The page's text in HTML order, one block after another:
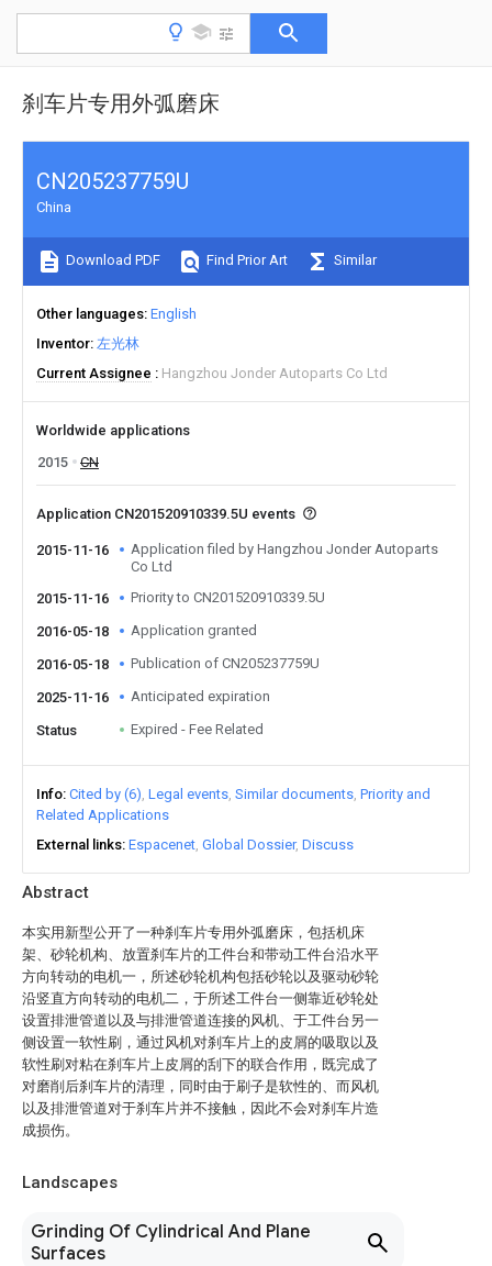
刹车片专用外弧磨床
Abstract
本实用新型公开了一种刹车片专用外弧磨床，包括机床
架、砂轮机构、放置刹车片的工件台和带动工件台沿水平
方向转动的电机一，所述砂轮机构包括砂轮以及驱动砂轮
沿竖直方向转动的电机二，于所述工件台一侧靠近砂轮处
设置排泄管道以及与排泄管道连接的风机、于工件台另一
侧设置一软性刷，通过风机对刹车片上的皮屑的吸取以及
软性刷对粘在刹车片上皮屑的刮下的联合作用，既完成了
对磨削后刹车片的清理，同时由于刷子是软性的、而风机
以及排泄管道对于刹车片并不接触，因此不会对刹车片造
成损伤。
Landscapes
Grinding Of Cylindrical And Plane
Surfaces
CN205237759U
China
Download PDF Find Prior Art Similar
Other languages English
Inventor 左光林
Current Assignee
Hangzhou Jonder Autoparts Co Ltd
Worldwide applications
2015
CN
Application CN201520910339.5U events
2015-11-16
Application filed by Hangzhou Jonder Autoparts
Co Ltd
2015-11-16
Priority to CN201520910339.5U
2016-05-18 Application granted
2016-05-18 Publication of CN205237759U
2025-11-16 Anticipated expiration
Status Expired - Fee Related
Info Cited by (6) Legal events Similar documents Priority and
Related Applications
External links Espacenet Global Dossier Discuss